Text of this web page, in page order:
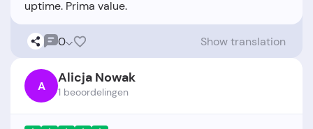
0 Show translation
A Alicja Nowak
1 beoordelingen